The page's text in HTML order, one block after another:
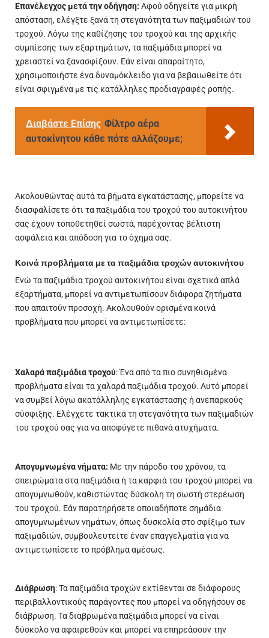
Επανέλεγχος μετά την οδήγηση: Αφού οδηγείτε για μικρή
απόσταση, ελέγξτε ξανά τη στεγανότητα των παξιμαδιών του
τροχού. Λόγω της καθίζησης του τροχού και της αρχικής
συμπίεσης των εξαρτημάτων, τα παξιμάδια μπορεί να
χρειαστεί να ξανασφίξουν. Εάν είναι απαραίτητο,
χρησιμοποιήστε ένα δυναμόκλειδο για να βεβαιωθείτε ότι
είναι σφιγμένα με τις κατάλληλες προδιαγραφές ροπής.
Διαβάστε Επίσης Φίλτρο αέρα
αυτοκίνητου κάθε πότε αλλάζουμε;
Ακολουθώντας αυτά τα βήματα εγκατάστασης, μπορείτε να
διασφαλίσετε ότι τα παξιμάδια του τροχού του αυτοκινήτου
σας έχουν τοποθετηθεί σωστά, παρέχοντας βέλτιστη
ασφάλεια και απόδοση για το όχημά σας.
Κοινά προβλήματα με τα παξιμάδια τροχών αυτοκινήτου
Ενώ τα παξιμάδια τροχού αυτοκινήτου είναι σχετικά απλά
εξαρτήματα, μπορεί να αντιμετωπίσουν διάφορα ζητήματα
που απαιτούν προσοχή. Ακολουθούν ορισμένα κοινά
προβλήματα που μπορεί να αντιμετωπίσετε:
Χαλαρά παξιμάδια τροχού: Ένα από τα πιο συνηθισμένα
προβλήματα είναι τα χαλαρά παξιμάδια τροχού. Αυτό μπορεί
να συμβεί λόγω ακατάλληλης εγκατάστασης ή ανεπαρκούς
σύσφιξης. Ελέγχετε τακτικά τη στεγανότητα των παξιμαδιών
του τροχού σας για να αποφύγετε πιθανά ατυχήματα.
Απογυμνωμένα νήματα: Με την πάροδο του χρόνου, τα
σπειρώματα στα παξιμάδια ή τα καρφιά του τροχού μπορεί να
απογυμνωθούν, καθιστώντας δύσκολη τη σωστή στερέωση
του τροχού. Εάν παρατηρήσετε οποιαδήποτε σημάδια
απογυμνωμένων νημάτων, όπως δυσκολία στο σφίξιμο των
παξιμαδιών, συμβουλευτείτε έναν επαγγελματία για να
αντιμετωπίσετε το πρόβλημα αμέσως.
Διάβρωση: Τα παξιμάδια τροχών εκτίθενται σε διάφορους
περιβαλλοντικούς παράγοντες που μπορεί να οδηγήσουν σε
διάβρωση. Τα διαβρωμένα παξιμάδια μπορεί να είναι
δύσκολο να αφαιρεθούν και μπορεί να επηρεάσουν την